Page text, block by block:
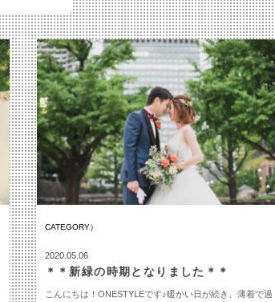
CATEGORY）
2020.05.06
＊＊新緑の時期となりました＊＊
こんにちは！ONESTYLEです♪暖かい日が続き、薄着で過